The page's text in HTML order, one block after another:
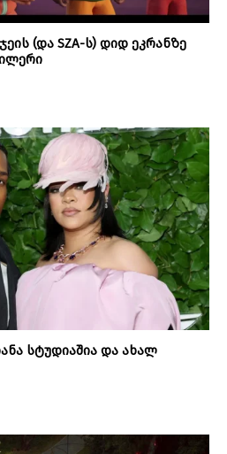
(და SZA-ს) დიდ ეკრანზე
სტუდიაშია და ახალ